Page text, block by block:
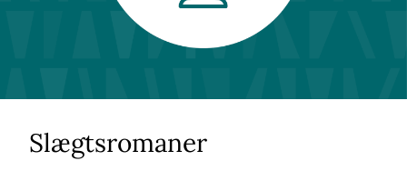
Slægtsromaner